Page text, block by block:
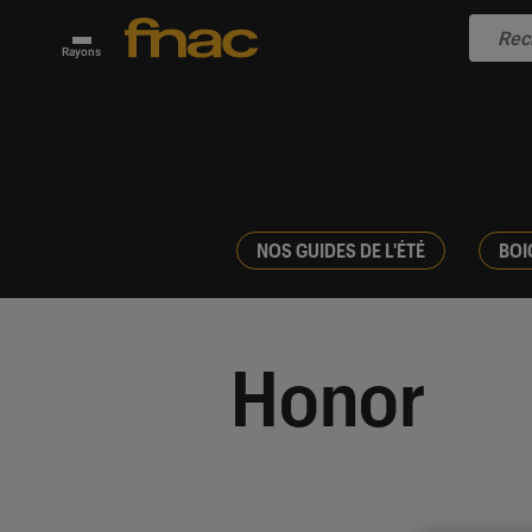
Rayons
NOS GUIDES DE L'ÉTÉ
Honor